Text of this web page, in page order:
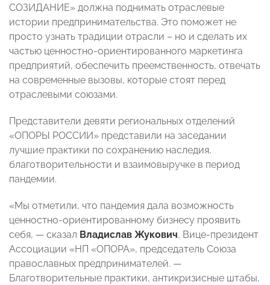
СОЗИДАНИЕ» должна поднимать отраслевые
истории предпринимательства. Это поможет не
просто узнать традиции отрасли – но и сделать их
частью ценностно-ориентированного маркетинга
предприятий, обеспечить преемственность, отвечать
на современные вызовы, которые стоят перед
отраслевыми союзами.
Представители девяти региональных отделений
«ОПОРЫ РОССИИ» представили на заседании
лучшие практики по сохранению наследия,
благотворительности и взаимовыручке в период
пандемии.
«Мы отметили, что пандемия дала возможность
ценностно-ориентированному бизнесу проявить
себя, — сказал Владислав Жукович, Вице-президент
Ассоциации «НП «ОПОРА», председатель Союза
православных предпринимателей. —
Благотворительные практики, антикризисные штабы,